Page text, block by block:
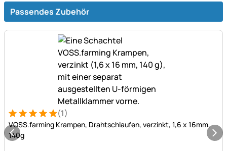
Passendes Zubehör
Bewertung: 5 von 5 (1 Bewertungen)
1 Bewertung (1)
VOSS.farming Krampen, Drahtschlaufen, verzinkt, 1,6 x 16mm,
140g